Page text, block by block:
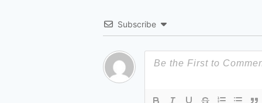
Subscribe